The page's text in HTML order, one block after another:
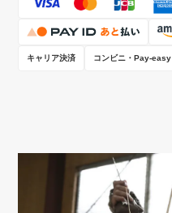
キャリア決済 コンビニ・Pay-easy